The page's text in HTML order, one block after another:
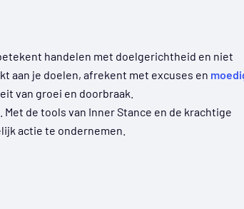
handelen met doelgerichtheid en niet
aan je doelen, afrekent met excuses en
van groei en doorbraak.
de tools van Inner Stance en de krachtige
actie te ondernemen.